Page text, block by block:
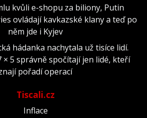
kvůli e-shopu za biliony, Putin
ovládají kavkazské klany a teď po
něm jde i Kyjev
hádanka nachytala už tisíce lidí.
× 5 správně spočítají jen lidé, kteří
pořadí operací
Tiscali.cz
Inflace